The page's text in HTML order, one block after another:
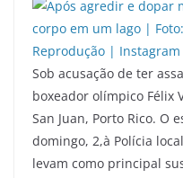
Sob acusação de ter
boxeador olímpico Félix
San Juan, Porto Rico. O
domingo, 2,à Polícia
levam como principal